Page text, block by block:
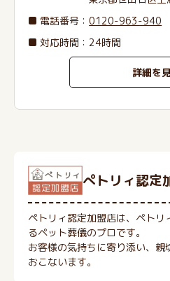
電話番号 ：0120-963-940
対応時間：24時間
詳細を
ぺトリィ認定
ペトリィ認定加盟店は、ペトリ
るペット葬儀のプロです。
お客様の気持ちに寄り添い、親
おこないます。